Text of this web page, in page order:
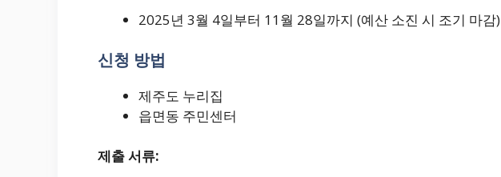
2025년 3월 4일부터 11월 28일까지 (예산 소진 시 조기 마감)
신청 방법
제주도 누리집
읍면동 주민센터
제출 서류: